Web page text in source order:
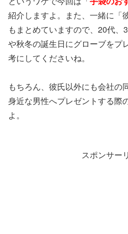
紹介しますよ。また、一緒に「
もまとめていますので、20代、
や秋冬の誕生日にグローブをプ
考にしてくださいね。
もちろん、彼氏以外にも会社の
身近な男性へプレゼントする際
よ。
スポンサー